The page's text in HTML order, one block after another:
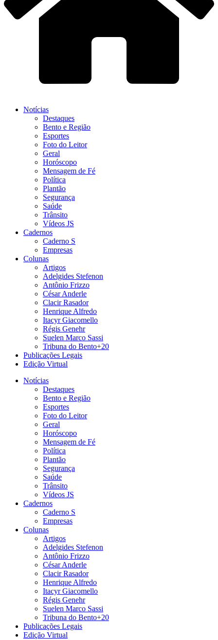
Notícias
Destaques
Bento e Região
Esportes
Foto do Leitor
Geral
Horóscopo
Mensagem de Fé
Política
Plantão
Segurança
Saúde
Trânsito
Vídeos JS
Cadernos
Caderno S
Empresas
Colunas
Artigos
Adelgides Stefenon
Antônio Frizzo
César Anderle
Clacir Rasador
Henrique Alfredo
Itacyr Giacomello
Régis Genehr
Suelen Marco Sassi
Tribuna do Bento+20
Publicações Legais
Edição Virtual
Notícias
Destaques
Bento e Região
Esportes
Foto do Leitor
Geral
Horóscopo
Mensagem de Fé
Política
Plantão
Segurança
Saúde
Trânsito
Vídeos JS
Cadernos
Caderno S
Empresas
Colunas
Artigos
Adelgides Stefenon
Antônio Frizzo
César Anderle
Clacir Rasador
Henrique Alfredo
Itacyr Giacomello
Régis Genehr
Suelen Marco Sassi
Tribuna do Bento+20
Publicações Legais
Edição Virtual